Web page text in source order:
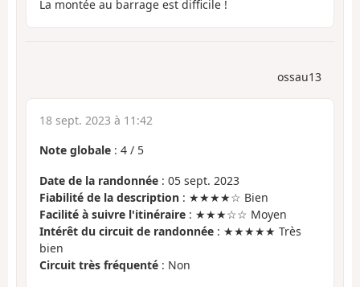
La montée au barrage est difficile !
ossau13
18 sept. 2023 à 11:42
Note globale : 4 / 5
Date de la randonnée : 05 sept. 2023
Fiabilité de la description : ★★★★☆ Bien
Facilité à suivre l'itinéraire : ★★★☆☆ Moyen
Intérêt du circuit de randonnée : ★★★★★ Très
bien
Circuit très fréquenté : Non